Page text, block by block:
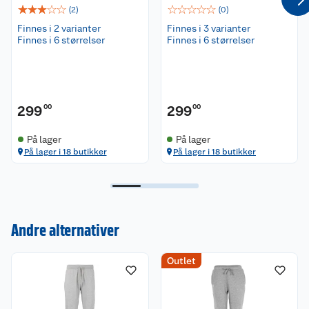
☆☆☆☆☆ (2)
Finnes i 2 varianter
Finnes i 6 størrelser
29900
På lager
På lager i 18 butikker
☆☆☆☆☆ (0)
Finnes i 3 varianter
Finnes i 6 størrelser
29900
På lager
På lager i 18 butikker
Andre alternativer
Outlet
Kundeservice
Kontakt oss
Angre- og returrett